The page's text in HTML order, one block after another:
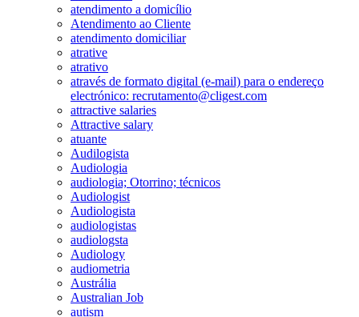
atendimento a domicílio
Atendimento ao Cliente
atendimento domiciliar
atrative
atrativo
através de formato digital (e-mail) para o endereço
electrónico: recrutamento@cligest.com
attractive salaries
Attractive salary
atuante
Audilogista
Audiologia
audiologia; Otorrino; técnicos
Audiologist
Audiologista
audiologistas
audiologsta
Audiology
audiometria
Austrália
Australian Job
autism